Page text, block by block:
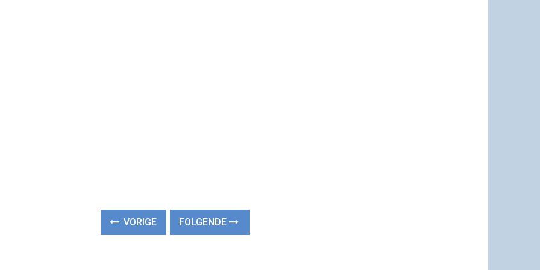
VORIGE FOLGENDE